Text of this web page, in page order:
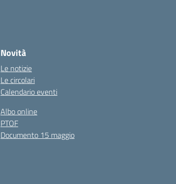
Novità
Le notizie
Le circolari
Calendario eventi
Albo online
PTOF
Documento 15 maggio